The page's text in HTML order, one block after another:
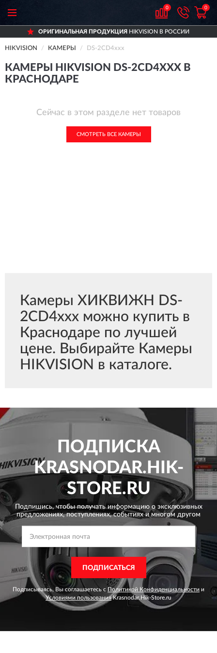
0 0
ОРИГИНАЛЬНАЯ ПРОДУКЦИЯ HIKVISION В РОССИИ
HIKVISION КАМЕРЫ DS-2CD4xxx
КАМЕРЫ HIKVISION DS-2CD4XXX В
КРАСНОДАРЕ
Сейчас в этом разделе нет товаров
СМОТРЕТЬ ВСЕ КАМЕРЫ
Камеры ХИКВИЖН DS-
2CD4xxx можно купить в
Краснодаре по лучшей
цене. Выбирайте Камеры
HIKVISION в каталоге.
ПОДПИСКА
KRASNODAR.HIK-
STORE.RU
Подпишись, чтобы получать информацию о эксклюзивных
предложениях,поступлениях, событиях и многом другом
ПОДПИСАТЬСЯ
Подписываясь, Вы соглашаетесь с Политикой Конфиденциальности и
Условиями пользованияKrasnodar.Hik-Store.ru